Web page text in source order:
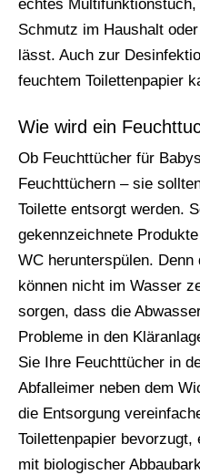
echtes
Schmutz im Haushalt
lässt. Auch zur
feuchtem Toilettenpapier
Wie wird ein
Ob Feuchttücher für
Feuchttüchern – sie
Toilette entsorgt werden.
gekennzeichnete
WC herunterspülen.
können nicht im Wasser
sorgen, dass die
Probleme in den
Sie Ihre Feuchttücher in
Abfalleimer neben dem
die Entsorgung
Toilettenpapier
mit biologischer